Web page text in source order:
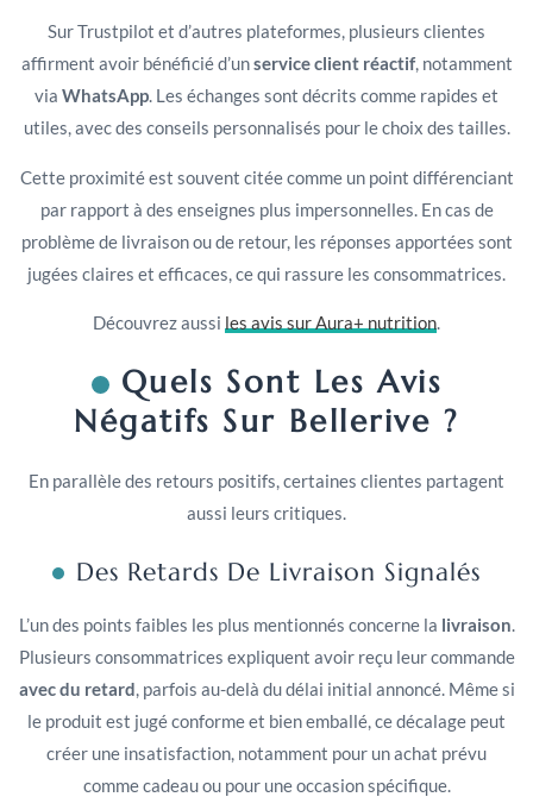
Sur Trustpilot et d’autres plateformes, plusieurs clientes
affirment avoir bénéficié d’unservice client réactif, notamment
via WhatsApp. Les échanges sont décrits comme rapides et
utiles, avec des conseils personnalisés pour le choix des tailles.
Cette proximité est souvent citée comme un point différenciant
par rapport à des enseignes plus impersonnelles. En cas de
problème de livraison ou de retour, les réponses apportées sont
jugées claires et efficaces, ce qui rassure les consommatrices.
Découvrez aussi les avis sur Aura+ nutrition.
Quels Sont Les Avis
Négatifs Sur Bellerive ?
En parallèle des retours positifs, certaines clientes partagent
aussi leurs critiques.
Des Retards De Livraison Signalés
L’un des points faibles les plus mentionnés concerne la livraison
Plusieurs consommatrices expliquent avoir reçu leur commande
avec du retard , parfois au-delà du délai initial annoncé. Même si
le produit est jugé conforme et bien emballé, ce décalage peut
créer une insatisfaction, notamment pour un achat prévu
comme cadeau ou pour une occasion spécifique.